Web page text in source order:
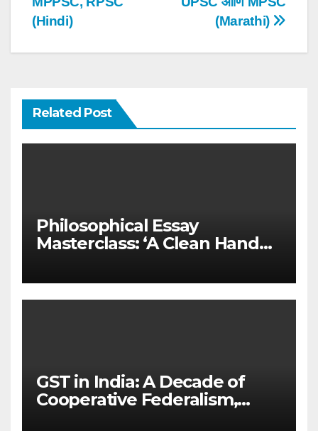
(Marathi)
(Hindi)
Related Post
Philosophical Essay
Masterclass: ‘A Clean Hand
Integrity in Governance
(UPSC & MPSC)
GST in India: A Decade of
Cooperative Federalism,